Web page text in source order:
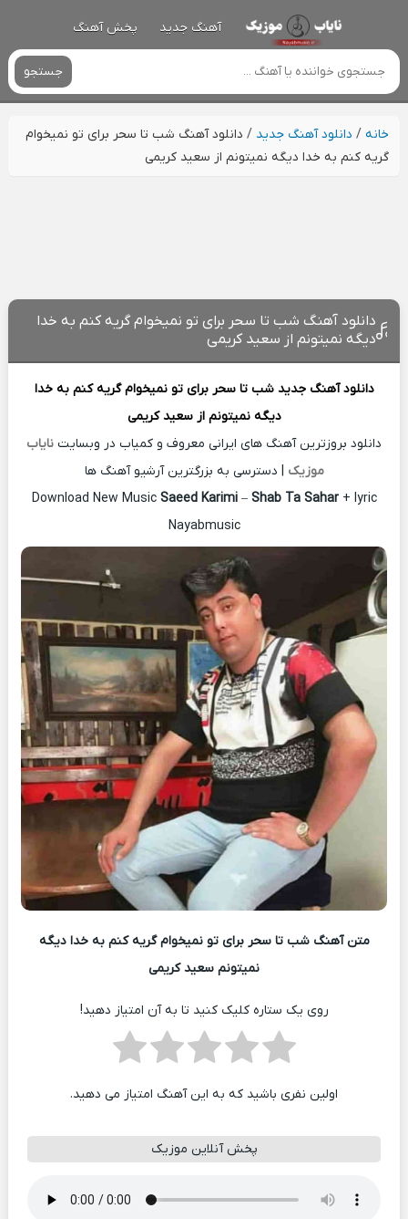
آهنگ جدید پخش آهنگ
جستجو
خانه/ دانلود آهنگ جدید / دانلود آهنگ شب تا سحر برای تو نمیخوام
گریه کنم به خدا دیگه نمیتونم از سعید کریمی
دانلود آهنگ شب تا سحر برای تو نمیخوام گریه کنم به خدا
دیگه نمیتونم از سعید کریمی
دانلود آهنگ جدید شب تا سحر برای تو نمیخوام گریه کنم به خدا
دیگه نمیتونم ازسعید کریمی
دانلود بروزترین آهنگ های ایرانی معروف و کمیاب در وبسایت نایاب
موزیک | دسترسی به بزرگترین آرشیو آهنگ ها
Download New Music Saeed Karimi– Shab Ta Sahar+ lyric
Nayabmusic
متن آهنگ شب تا سحر برای تو نمیخوام گریه کنم به خدا دیگه
نمیتونم سعید کریمی
روی یک ستاره کلیک کنید تا به آن امتیاز دهید!
اولین نفری باشید که به این آهنگ امتیاز می دهید.
پخش آنلاین موزیک